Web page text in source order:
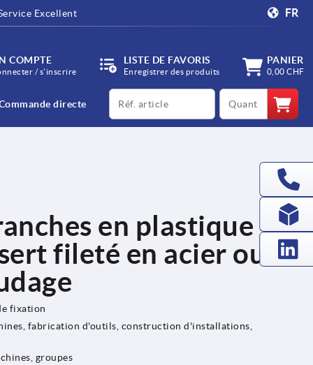
Excellent FR
COMPTE
/ s’inscrire
LISTE DE FAVORIS
Enregistrer des produits
PANIER
0,00 CHF
directe
productCode qty
en plastique
fileté en acier ou
fixation
fabrication d'outils, construction d'installations,
groupes